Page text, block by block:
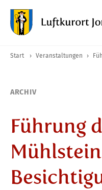
Start › Veranstaltungen ›
ARCHIV
Führung